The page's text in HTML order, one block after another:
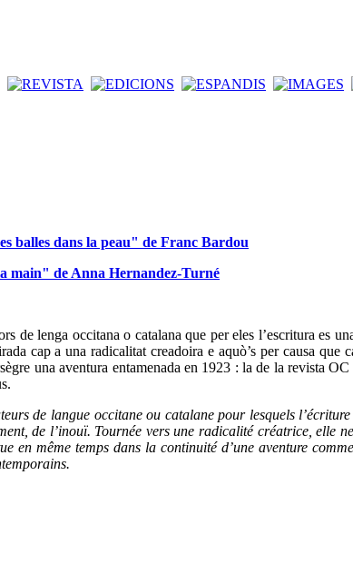
balles dans la peau" de Franc Bardou
main" de Anna Hernandez-Turné
de lenga occitana o catalana que per eles l’escritura es
cap a una radicalitat creadoira e aquò’s per causa
una aventura entamenada en 1923 : la de la revista
de langue occitane ou catalane pour lesquels
de l’inouï. Tournée vers une radicalité créatrice, elle
en même temps dans la continuité d’une aventure